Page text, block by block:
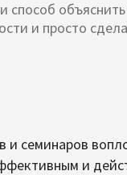
способ
и просто
и семинаров
и